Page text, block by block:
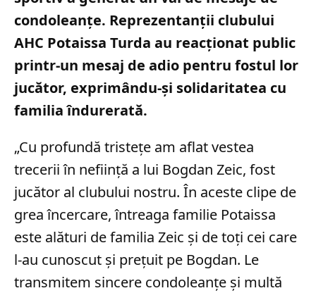
condoleanțe. Reprezentanții clubului
AHC Potaissa Turda au reacționat public
printr-un mesaj de adio pentru fostul lor
jucător, exprimându-și solidaritatea cu
familia îndurerată.
„Cu profundă tristețe am aflat vestea
trecerii în neființă a lui Bogdan Zeic, fost
jucător al clubului nostru. În aceste clipe de
grea încercare, întreaga familie Potaissa
este alături de familia Zeic și de toți cei care
l-au cunoscut și prețuit pe Bogdan. Le
transmitem sincere condoleanțe și multă